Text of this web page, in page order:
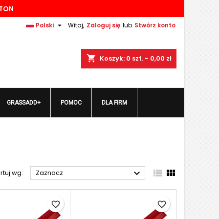
Witaj, Zaloguj się lub Stwórz konto
Polski 
shopping_cart Koszyk: 0 szt. - 0,00 zł
GRASSADD+ POMOC DLA FIRM
wg: Zaznacz   
favorite_border favorite_border